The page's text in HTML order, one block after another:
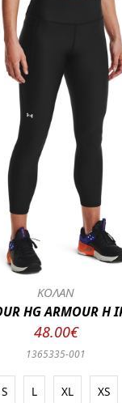
ΚΟΛΑΝ
HG ARMOUR H
48.00€
1365335-001
S L XL XS